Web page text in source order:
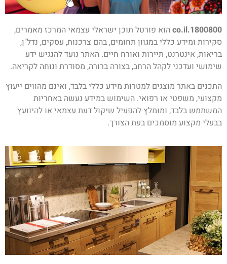
1800800.co.il
הוא פורטל תוכן ישראלי עצמאי המרכז מאמרים,
סקירות ומידע כללי במגוון תחומים, בהם צרכנות, עסקים, נדל"ן,
בריאות, אינטרנט, תיירות ואורח חיים. האתר נועד להנגיש ידע
שימושי ועדכני לקהל הרחב, בצורה ברורה, מסודרת ונוחה לקריאה.
התכנים באתר מוצגים למטרות מידע כללי בלבד, ואינם מהווים ייעוץ
מקצועי, משפטי או רפואי. השימוש במידע נעשה באחריות
המשתמש בלבד, ומומלץ להפעיל שיקול דעת עצמאי או להיוועץ
בבעלי מקצוע מוסמכים בעת הצורך.